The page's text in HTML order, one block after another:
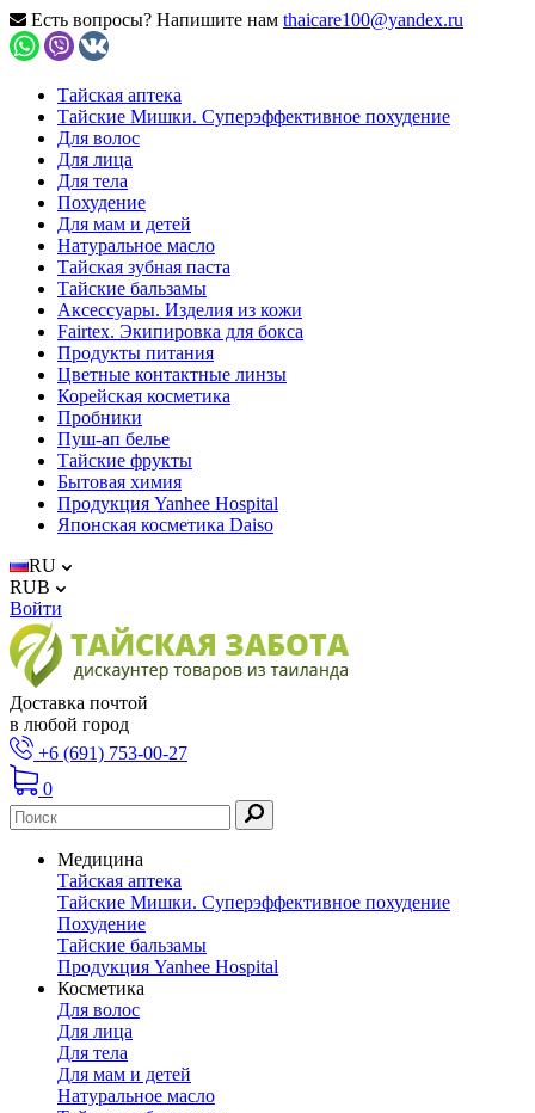
Есть вопросы? Напишите нам thaicare100@yandex.ru
Тайская аптека
Тайские Мишки. Суперэффективное похудение
Для волос
Для лица
Для тела
Похудение
Для мам и детей
Натуральное масло
Тайская зубная паста
Тайские бальзамы
Аксессуары. Изделия из кожи
Fairtex. Экипировка для бокса
Продукты питания
Цветные контактные линзы
Корейская косметика
Пробники
Пуш-ап белье
Тайские фрукты
Бытовая химия
Продукция Yanhee Hospital
Японская косметика Daiso
RU
RUB
Войти
Доставка почтой
в любой город
+6 (691) 753-00-27
0
Медицина
Тайская аптека
Тайские Мишки. Суперэффективное похудение
Похудение
Тайские бальзамы
Продукция Yanhee Hospital
Косметика
Для волос
Для лица
Для тела
Для мам и детей
Натуральное масло